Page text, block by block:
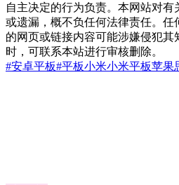
自主决定的行为负责。本网站对
或遗漏，概不负任何法律责任。任
的网页或链接内容可能涉嫌侵犯其
时，可联系本站进行审核删除。
#安卓平板#平板小米小米平板苹果